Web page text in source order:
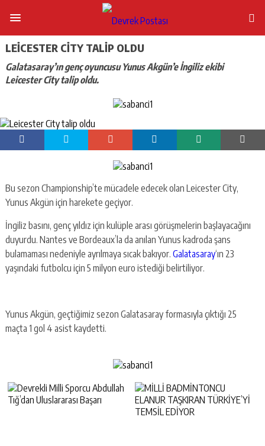
LEICESTER CITY TALIP OLDU
Galatasaray’ın genç oyuncusu Yunus Akgün’e İngiliz ekibi
Leicester City talip oldu.
Bu sezon Championship’te mücadele edecek olan Leicester City,
Yunus Akgün için harekete geçiyor.
İngiliz basını, genç yıldız için kulüple arası görüşmelerin başlayacağını
duyurdu. Nantes ve Bordeaux’la da anılan Yunus kadroda şans
bulamaması nedeniyle ayrılmaya sıcak bakıyor. Galatasaray‘ın 23
yaşındaki futbolcu için 5 milyon euro istediği belirtiliyor.
Yunus Akgün, geçtiğimiz sezon Galatasaray formasıyla çıktığı 25
maçta 1 gol 4 asist kaydetti.